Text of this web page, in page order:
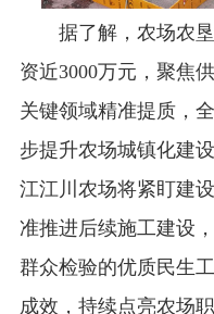
据了解，农场农
资近3000万元，聚焦
关键领域精准提质，
步提升农场城镇化建
江江川农场将紧盯建
准推进后续施工建设
群众检验的优质民生
成效，持续点亮农场